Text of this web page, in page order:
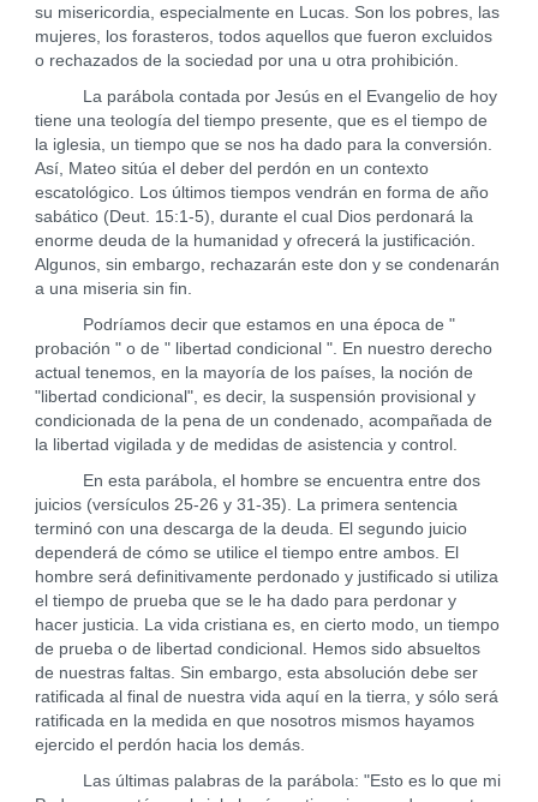
su misericordia, especialmente en Lucas. Son los pobres, las
mujeres, los forasteros, todos aquellos que fueron excluidos
o rechazados de la sociedad por una u otra prohibición.
La parábola contada por Jesús en el Evangelio de hoy
tiene una teología del tiempo presente, que es el tiempo de
la iglesia, un tiempo que se nos ha dado para la conversión.
Así, Mateo sitúa el deber del perdón en un contexto
escatológico. Los últimos tiempos vendrán en forma de año
sabático (Deut. 15:1-5), durante el cual Dios perdonará la
enorme deuda de la humanidad y ofrecerá la justificación.
Algunos, sin embargo, rechazarán este don y se condenarán
a una miseria sin fin.
Podríamos decir que estamos en una época de "
probación " o de " libertad condicional ". En nuestro derecho
actual tenemos, en la mayoría de los países, la noción de
"libertad condicional", es decir, la suspensión provisional y
condicionada de la pena de un condenado, acompañada de
la libertad vigilada y de medidas de asistencia y control.
En esta parábola, el hombre se encuentra entre dos
juicios (versículos 25-26 y 31-35). La primera sentencia
terminó con una descarga de la deuda. El segundo juicio
dependerá de cómo se utilice el tiempo entre ambos. El
hombre será definitivamente perdonado y justificado si utiliza
el tiempo de prueba que se le ha dado para perdonar y
hacer justicia. La vida cristiana es, en cierto modo, un tiempo
de prueba o de libertad condicional. Hemos sido absueltos
de nuestras faltas. Sin embargo, esta absolución debe ser
ratificada al final de nuestra vida aquí en la tierra, y sólo será
ratificada en la medida en que nosotros mismos hayamos
ejercido el perdón hacia los demás.
Las últimas palabras de la parábola: "Esto es lo que mi